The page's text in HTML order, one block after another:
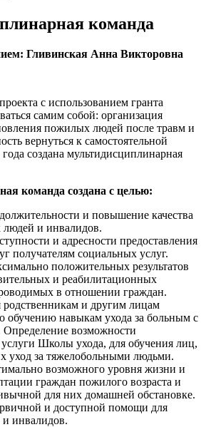
команда
Гливинская Анна Викторовна
с использованием гранта
самим собой: организация
пожилых людей после травм и
вернуться к самостоятельной
создана мультидисциплинарная
команда создана с целью:
и повышение качества
и инвалидов.
и адресности предоставления
получателям социальных услуг.
положительных результатов
и реабилитационных
в отношении граждан.
родственникам и другим лицам
обучению навыкам ухода за больным с
возможности
услуги Школы ухода, для обучения лиц,
уход за тяжелобольными людьми.
возможного уровня жизни и
граждан пожилого возраста и
для них домашней обстановке.
и доступной помощи для
инвалидов.